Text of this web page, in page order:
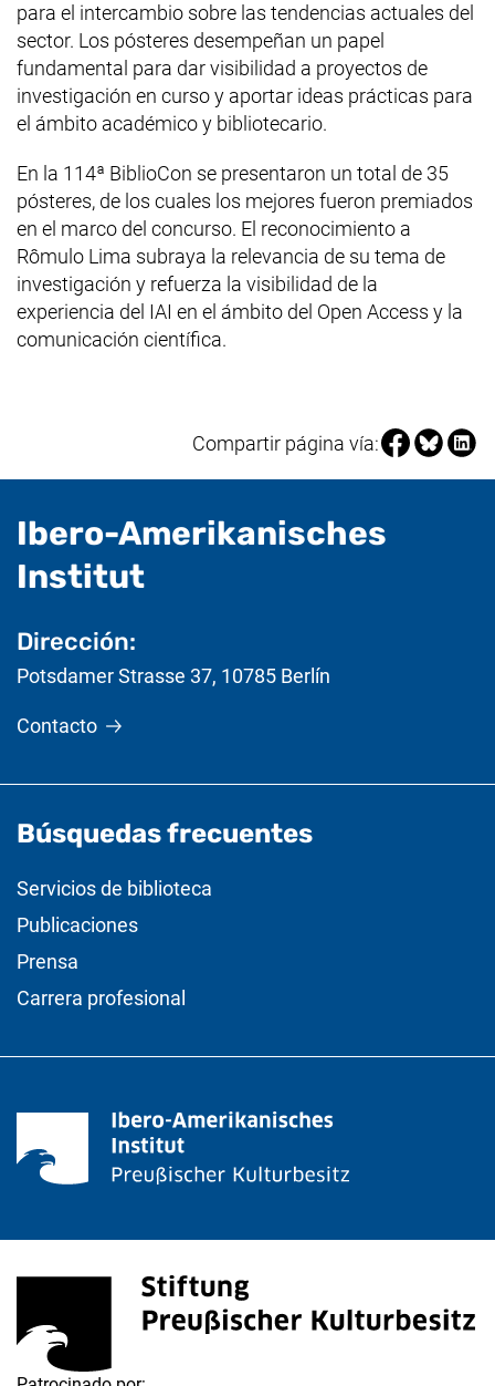
para el intercambio sobre las tendencias actuales del
sector. Los pósteres desempeñan un papel
fundamental para dar visibilidad a proyectos de
investigación en curso y aportar ideas prácticas para
el ámbito académico y bibliotecario.
En la 114ª BiblioCon se presentaron un total de 35
pósteres, de los cuales los mejores fueron premiados
en el marco del concurso. El reconocimiento a
Rômulo Lima subraya la relevancia de su tema de
investigación y refuerza la visibilidad de la
experiencia del IAI en el ámbito del Open Access y la
comunicación científica.
Compartir página vía:Compartir
Ibero-Amerikanisches
Institut- Información útil
Dirección:
Potsdamer Strasse 37, 10785 Berlín
Contacto
Búsquedas frecuentes
Servicios de biblioteca
Publicaciones
Prensa
Carrera profesional
<span lang="de">Stiftung Preußischer Kulturbesitz</
(enlace externo, abre una nueva ventana)